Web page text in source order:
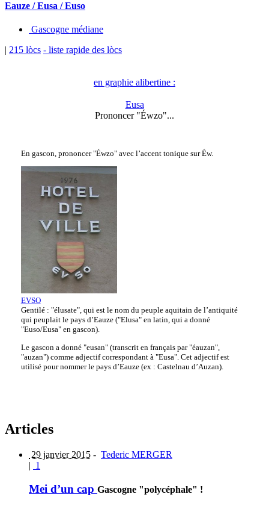
Eauze / Eusa / Euso
Gascogne médiane
| 215 lòcs - liste rapide des lòcs
en graphie alibertine :
Eusa
Prononcer "Éwzo"...
En gascon, prononcer "Éwzo" avec l’accent tonique sur Éw.
EVSO
Gentilé : "élusate", qui est le nom du peuple aquitain de l’antiquité
qui peuplait le pays d’Eauze ("Elusa" en latin, qui a donné
"Euso/Eusa" en gascon).
Le gascon a donné "eusan" (transcrit en français par "éauzan",
"auzan") comme adjectif correspondant à "Eusa". Cet adjectif est
utilisé pour nommer le pays d’Eauze (ex : Castelnau d’Auzan).
Articles
29 janvier 2015 - Tederic MERGER
| 1
Mei d’un cap Gascogne "polycéphale" !